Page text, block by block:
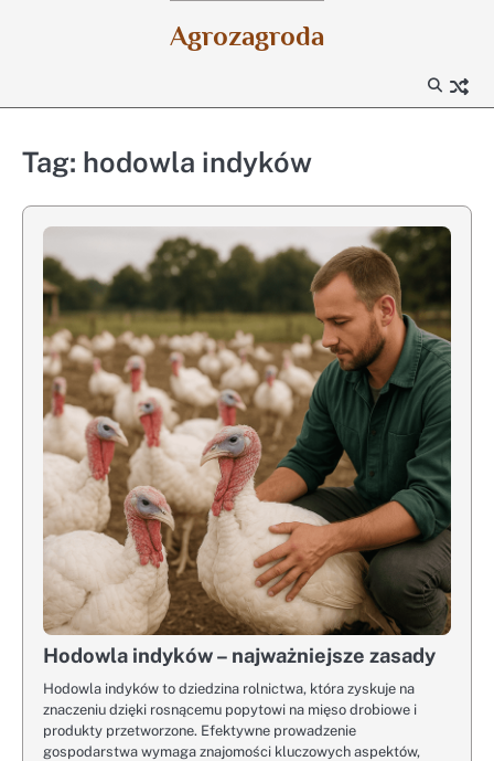
Agrozagroda
Tag: hodowla indyków
Hodowla indyków – najważniejsze zasady
Hodowla indyków to dziedzina rolnictwa, która zyskuje na
znaczeniu dzięki rosnącemu popytowi na mięso drobiowe i
produkty przetworzone. Efektywne prowadzenie
gospodarstwa wymaga znajomości kluczowych aspektów,